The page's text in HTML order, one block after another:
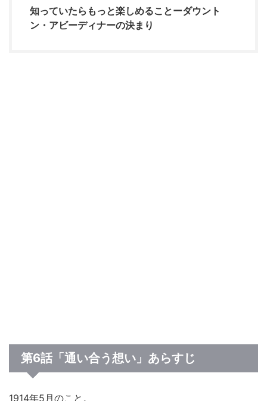
知っていたらもっと楽しめることーダウント
ン・アビーディナーの決まり
第6話「通い合う想い」あらすじ
1914年5月のこと。